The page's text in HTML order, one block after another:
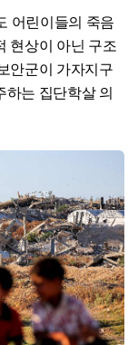
어린이들의 죽음
현상이 아닌 구조
안군이 가자지구
하는 집단학살 의